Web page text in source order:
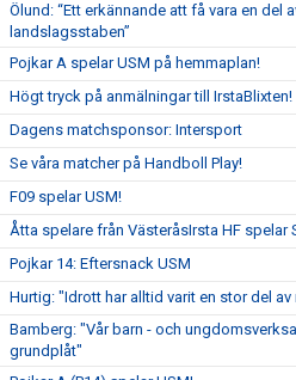
Ölund: “Ett erkännande att få vara en del
landslagsstaben”
Pojkar A spelar USM på hemmaplan!
Högt tryck på anmälningar till IrstaBlixten!
Dagens matchsponsor: Intersport
Se våra matcher på Handboll Play!
F09 spelar USM!
Åtta spelare från VästeråsIrsta HF spelar
Pojkar 14: Eftersnack USM
Hurtig: "Idrott har alltid varit en stor del av
Bamberg: "Vår barn - och
grundplåt"